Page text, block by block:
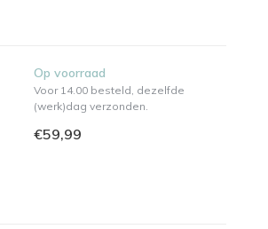
Op voorraad
Voor 14.00 besteld, dezelfde
(werk)dag verzonden.
€59,99